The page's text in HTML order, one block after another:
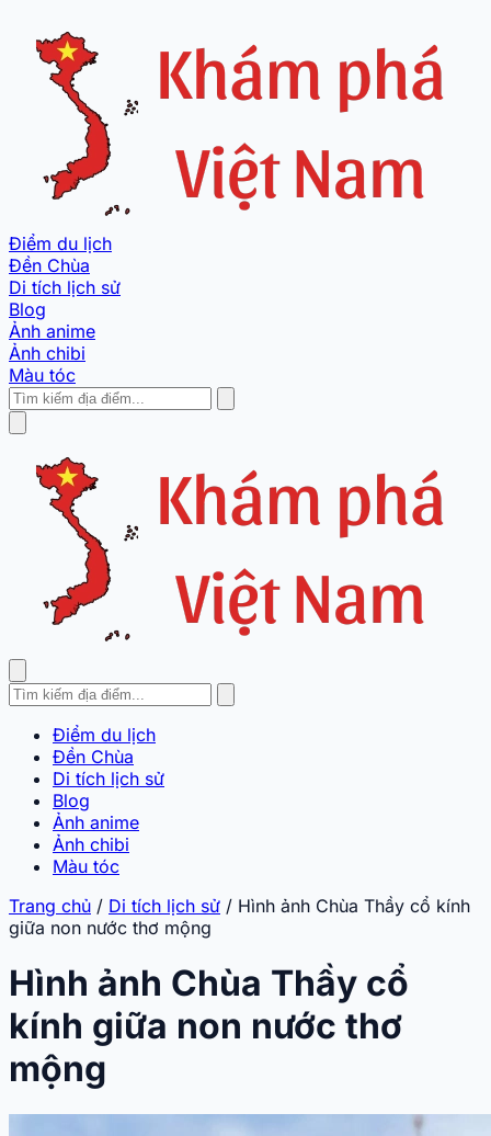
Điểm du lịch
Đền Chùa
Di tích lịch sử
Blog
Ảnh anime
Ảnh chibi
Màu tóc
Điểm du lịch
Đền Chùa
Di tích lịch sử
Blog
Ảnh anime
Ảnh chibi
Màu tóc
Trang chủ / Di tích lịch sử / Hình ảnh Chùa Thầy cổ kính
giữa non nước thơ mộng
Hình ảnh Chùa Thầy cổ
kính giữa non nước thơ
mộng